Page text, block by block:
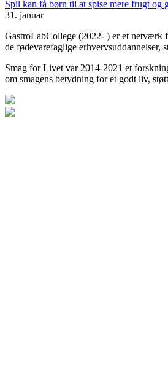
Spil kan få børn til at spise mere frugt og
31. januar
GastroLabCollege (2022- ) er et netværk
de fødevarefaglige erhvervsuddannelser,
Smag for Livet var 2014-2021 et
om smagens betydning for et godt liv,